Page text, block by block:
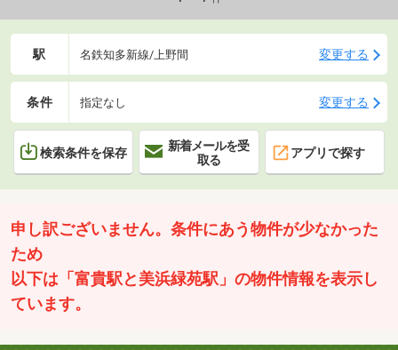
駅 名鉄知多新線/上野間 変更する
条件 指定なし 変更する
検索条件を保存
新着メールを受
取る
アプリで探す
申し訳ございません。条件にあう物件が少なかった
ため
以下は「富貴駅と美浜緑苑駅」の物件情報を表示し
ています。